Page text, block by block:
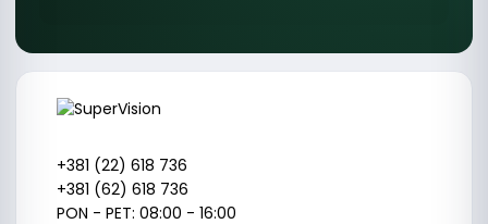
+381 (22) 618 736
+381 (62) 618 736
PON - PET: 08:00 - 16:00